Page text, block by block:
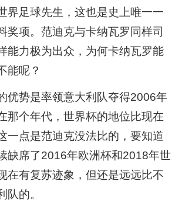
界足球先生，这也是史上唯一一
奖项。范迪克与卡纳瓦罗同样司
能力极为出众，为何卡纳瓦罗能
能呢？
优势是率领意大利队夺得2006年
那个年代，世界杯的地位比现在
一点是范迪克没法比的，要知道
缺席了2016年欧洲杯和2018年世
在有复苏迹象，但还是远远比不
队的。